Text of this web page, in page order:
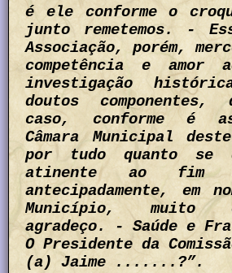
é ele conforme o
junto remetemos. -
Associação, porém,
competência e amor
investigação
doutos
caso, conforme é
Câmara Municipal
por tudo quanto se
atinente ao fim
antecipadamente, em
Município, muito
agradeço. - Saúde e
O Presidente da
(a) Jaime .......?”.